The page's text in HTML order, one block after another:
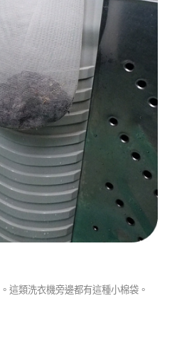
這類洗衣機旁邊都有這種小棉袋。